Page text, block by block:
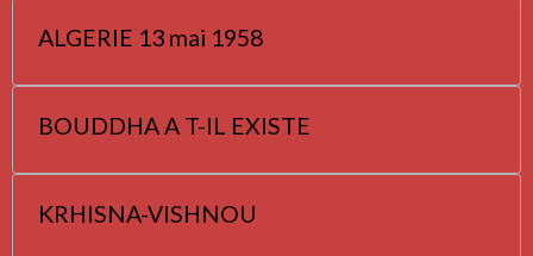
ALGERIE 13 mai 1958
BOUDDHA A T-IL EXISTE
KRHISNA-VISHNOU